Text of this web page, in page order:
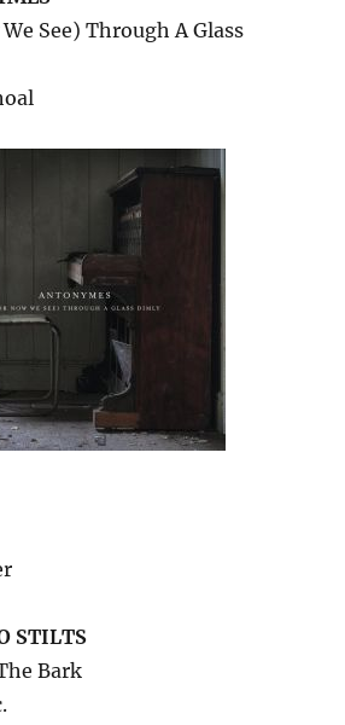
See) Through A Glass
STILTS
Bark